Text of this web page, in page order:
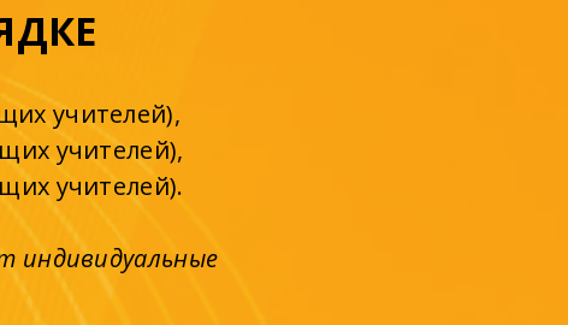
учителей),
учителей),
учителей).
индивидуальные